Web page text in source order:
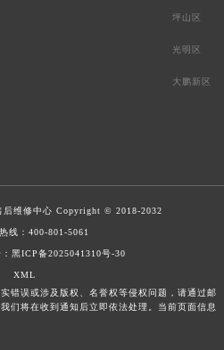
坪山区
光明区
大鹏新区
后维修中心 Copyright © 2018-2032
线： 400-801-5061
黑ICP备2025041310号-30
XML
错误或涉及版权、名誉权等侵权问题，请通过邮
们将在收到通知后立即依法处理。当前页面信息